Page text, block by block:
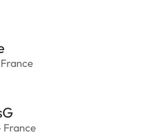
France